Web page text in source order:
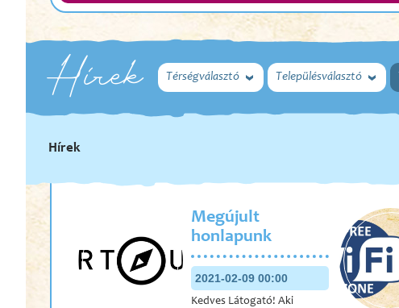
Hírek Térségválasztó Településválasztó
Hírek
Megújult
honlapunk
2021-02-09 00:00
Kedves Látogató! Aki